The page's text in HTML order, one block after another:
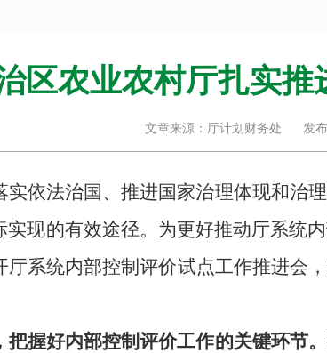
区农业农村厅扎实
文章来源：厅计划财务处 发
实依法治国、推进国家治理体现和治
现的有效途径。 为更好推动厅系统
厅系统内部控制评价试点工作推进会
握好内部控制评价工作的关键环节。